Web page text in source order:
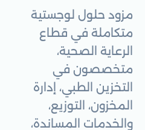
مزود حلول لوجستية
متكاملة في قطاع
الرعاية الصحية،
متخصصون في
التخزين الطبي، إدارة
المخزون، التوزيع،
والخدمات المساندة،